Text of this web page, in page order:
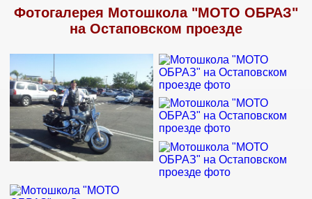
из заноса, научился правильному распределению баланса
между задним и передним тормозом. Конечно в начале руки
с ногами заплетались, наделал кучу ошибок, но благодаря
из мотошколы с довольно приличными знаниями.
Фотогалерея Мотошкола "МОТО ОБРАЗ"
на Остаповском проезде